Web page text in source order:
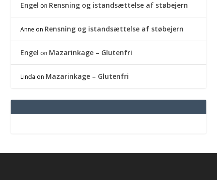
Engel on Rensning og istandsættelse af støbejern
Anne on Rensning og istandsættelse af støbejern
Engel on Mazarinkage – Glutenfri
Linda on Mazarinkage – Glutenfri